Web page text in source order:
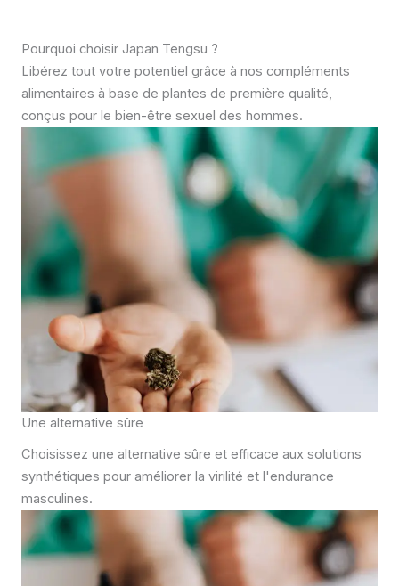
Pourquoi choisir Japan Tengsu ?
Libérez tout votre potentiel grâce à nos compléments
alimentaires à base de plantes de première qualité,
conçus pour le bien-être sexuel des hommes.
Une alternative sûre
Choisissez une alternative sûre et efficace aux solutions
synthétiques pour améliorer la virilité et l'endurance
masculines.